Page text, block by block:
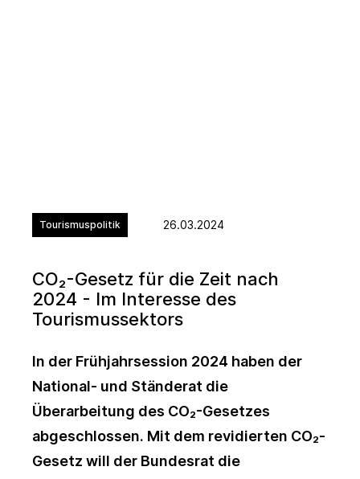
Tourismuspolitik 26.03.2024
CO₂-Gesetz für die Zeit nach
2024 - Im Interesse des
Tourismussektors
In der Frühjahrsession 2024 haben der
National- und Ständerat die
Überarbeitung des CO₂-Gesetzes
abgeschlossen. Mit dem revidierten CO₂-
Gesetz will der Bundesrat die